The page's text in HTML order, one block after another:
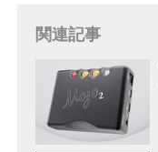
関連記事